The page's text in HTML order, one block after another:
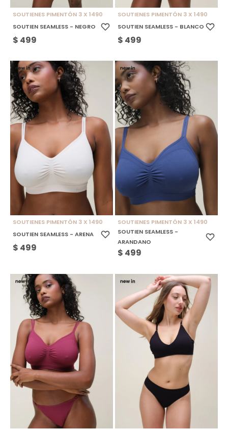
SOUTIENES PIMENTÓN 3 X 1490
SOUTIEN SEAMLESS - NEGRO
$ 499
SOUTIENES PIMENTÓN 3 X 1490
SOUTIEN SEAMLESS - BLANCO
$ 499
SOUTIENES PIMENTÓN 3 X 1490
SOUTIEN SEAMLESS - ARENA
$ 499
SOUTIENES PIMENTÓN 3 X 1490
SOUTIEN SEAMLESS -
ARANDANO
$ 499